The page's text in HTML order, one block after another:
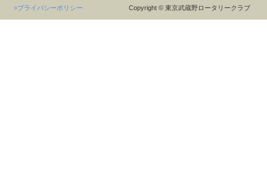
>プライバシーポリシー Copyright © 東京武蔵野ロータリークラブ